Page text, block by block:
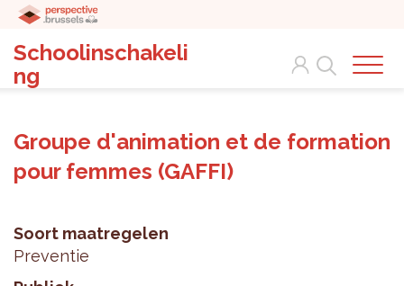
Schoolinschakeli
ng
Search
Groupe d'animation et de formation
pour femmes (GAFFI)
Soort maatregelen
Preventie